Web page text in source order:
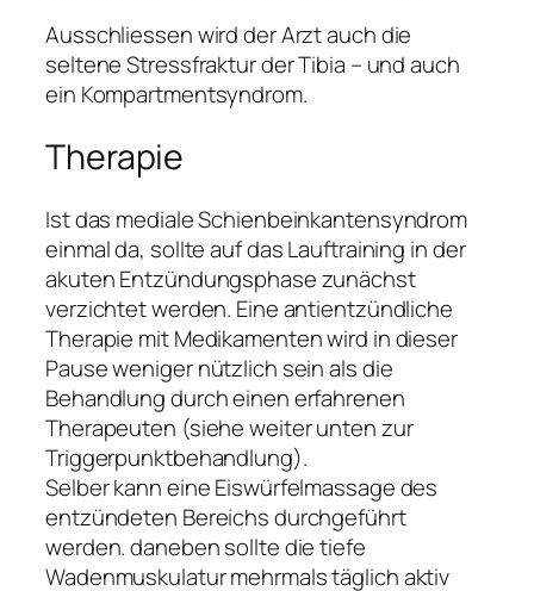
Ausschliessen wird der Arzt auch die
seltene Stressfraktur der Tibia – und auch
ein Kompartmentsyndrom.
Therapie
Ist das mediale Schienbeinkantensyndrom
einmal da, sollte auf das Lauftraining in der
akuten Entzündungsphase zunächst
verzichtet werden. Eine antientzündliche
Therapie mit Medikamenten wird in dieser
Pause weniger nützlich sein als die
Behandlung durch einen erfahrenen
Therapeuten (siehe weiter unten zur
Triggerpunktbehandlung).
Selber kann eine Eiswürfelmassage des
entzündeten Bereichs durchgeführt
werden. daneben sollte die tiefe
Wadenmuskulatur mehrmals täglich aktiv